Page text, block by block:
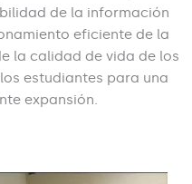
de la información
eficiente de la
la calidad de vida de los
estudiantes para una
expansión.